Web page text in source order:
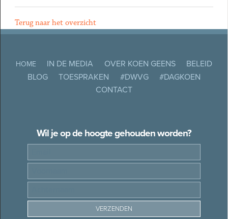
Terug naar het overzicht
HOME IN DE MEDIA OVER KOEN GEENS
BELEID
BLOG
TOESPRAKEN #DWVG
#DAGKOEN
CONTACT
Wil je op de hoogte gehouden worden?